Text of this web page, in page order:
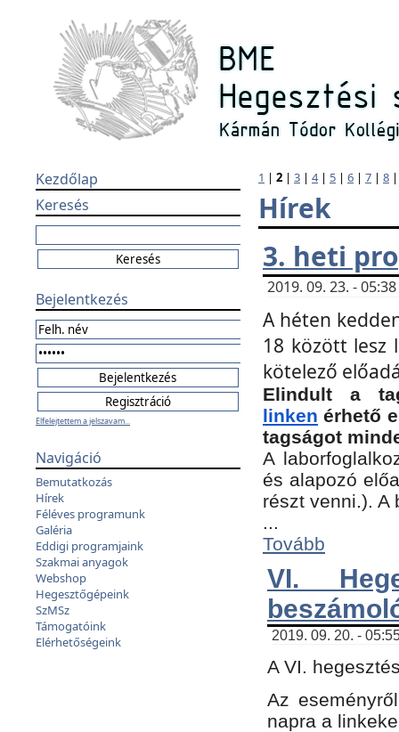
Kezdőlap
Keresés
Bejelentkezés
Elfelejtettem a jelszavam...
Navigáció
Bemutatkozás
Hírek
Féléves programunk
Galéria
Eddigi programjaink
Szakmai anyagok
Webshop
Hegesztőgépeink
SzMSz
Támogatóink
Elérhetőségeink
1 | 2 | 3 | 4| 5 | 6 | 7 | 8
Hírek
3. heti
2019. 09. 23. -
A héten
18 között lesz
kötelező
Elindult a
linken érhető
tagságot
A
és alapozó
részt venni.).
...
Tovább
VI.
2019. 09. 20. -
A VI.
Az
napra a